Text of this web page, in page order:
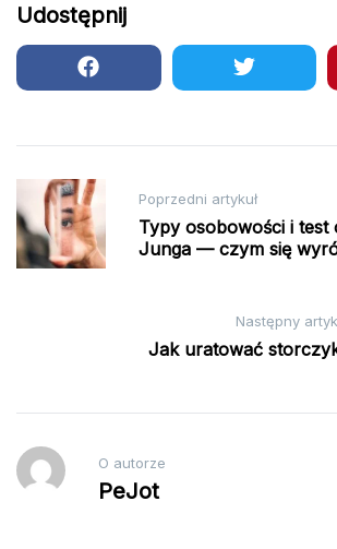
Udostępnij
Nawigacja
wpisu
Poprzedni artykuł
Typy osobowości i test
Junga — czym się
Następny
Jak uratować
O autorze
PeJot